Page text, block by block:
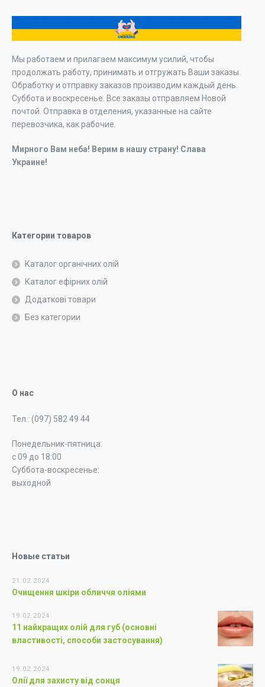
Мы работаем и прилагаем максимум усилий, чтобы
продолжать работу, принимать и отгружать Ваши заказы.
Обработку и отправку заказов производим каждый день.
Суббота и воскресенье. Все заказы отправляем Новой
почтой. Отправка в отделения, указанные на сайте
перевозчика, как рабочие.
Мирного Вам неба! Верим в нашу страну! Слава
Украине!
Категории товаров
Каталог органічних олій
Каталог ефірних олій
Додаткові товари
Без категории
О нас
Тел.: (097) 582 49 44
Понедельник-пятница:
с 09 до 18:00
Суббота-воскресенье:
выходной
Новые статьи
21.02.2024
Очищення шкіри обличчя оліями
19.02.2024
11 найкращих олій для губ (основні
властивості, способи застосування)
19.02.2024
Олії для захисту від сонця